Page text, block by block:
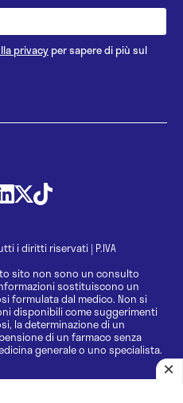
privacy per sapere di più sul
i diritti riservati | P.IVA
sito non sono un consulto
sostituiscono un
formulata dal medico. Non si
disponibili come suggerimenti
la determinazione di un
di un farmaco senza
generale o uno specialista.